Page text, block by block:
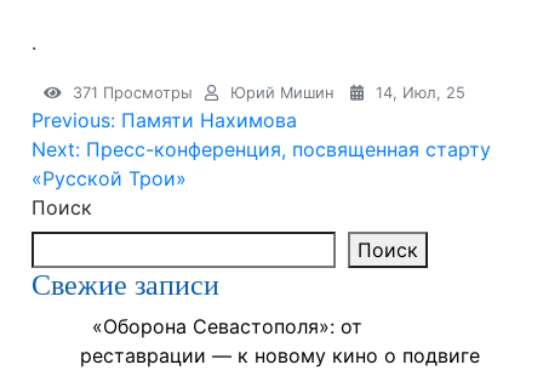
.
371 Просмотры Юрий Мишин 14, Июл, 25
Навигация
по
записям
Previous: Памяти Нахимова
Next: Пресс-конференция, посвященная старту
«Русской Трои»
Поиск
Поиск
Свежие записи
«Оборона Севастополя»: от
реставрации — к новому кино о подвиге